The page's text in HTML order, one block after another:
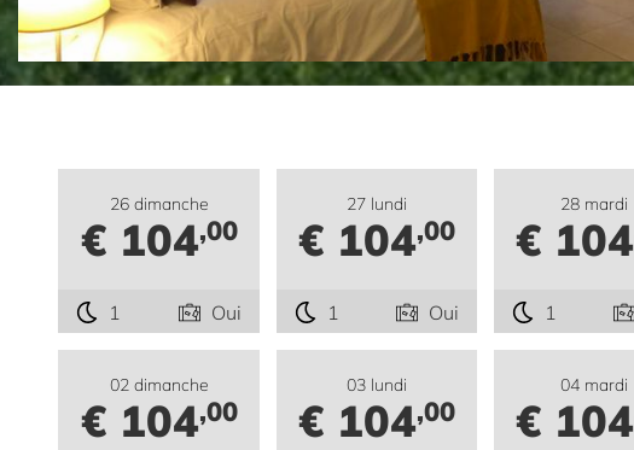
26 dimanche
€ 104,00
1 Oui
27 lundi
€ 104,00
1 Oui
28 mardi
€ 104
1
02 dimanche
€ 104,00
03 lundi
€ 104,00
04 mardi
€ 104